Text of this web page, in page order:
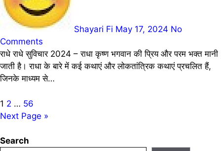
Shayari Fi May 17, 2024 No
Comments
राधे राधे सुविचार 2024 – राधा कृष्ण भगवान की प्रिय और परम भक्त मानी
जाती है। राधा के बारे में कई कथाएं और लोकतांत्रिक कथाएं प्रचलित हैं,
जिनके माध्यम से…
Posts
pagination
1 2 … 56
Next Page »
Search